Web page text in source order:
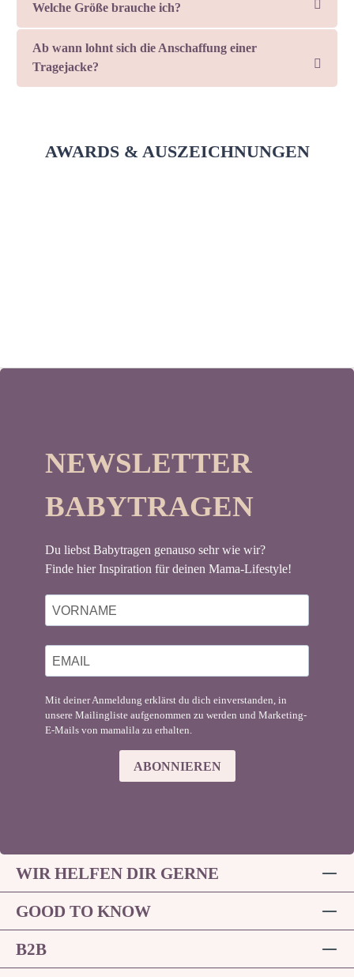
Welche Größe brauche ich?
Ab wann lohnt sich die Anschaffung einer
Tragejacke?
AWARDS & AUSZEICHNUNGEN
NEWSLETTER
BABYTRAGEN
Du liebst Babytragen genauso sehr wie wir?
Finde hier Inspiration für deinen Mama-Lifestyle!
Mit deiner Anmeldung erklärst du dich einverstanden, in
unsere Mailingliste aufgenommen zu werden und Marketing-
E-Mails von mamalila zu erhalten.
ABONNIEREN
WIR HELFEN DIR GERNE
GOOD TO KNOW
B2B